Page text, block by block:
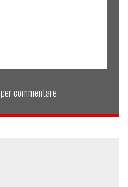
per commentare